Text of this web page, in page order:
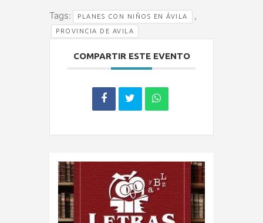
Tags: PLANES CON NIÑOS EN ÁVILA ,
PROVINCIA DE AVILA
COMPARTIR ESTE EVENTO